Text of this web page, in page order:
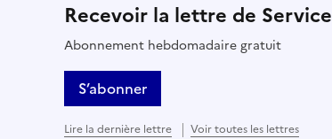
Recevoir la lettre de
Abonnement hebdomadaire gratuit
S’abonner
Lire la dernière lettre Voir toutes les lettres